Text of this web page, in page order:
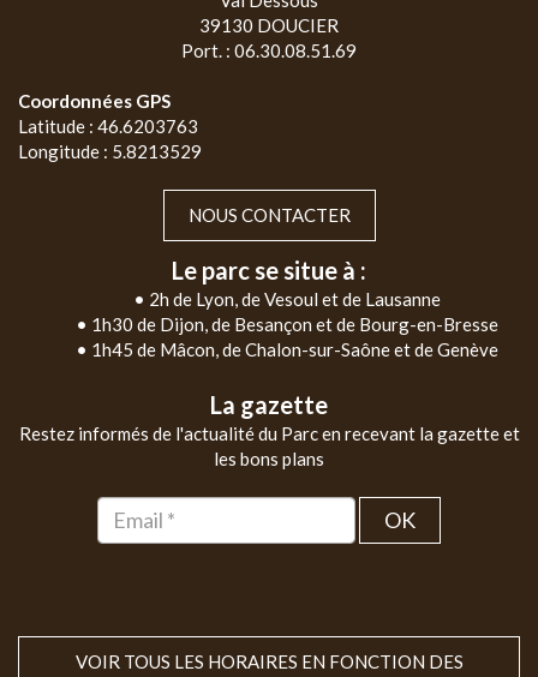
39130 DOUCIER
Port. : 06.30.08.51.69
Coordonnées GPS
Latitude : 46.6203763
Longitude : 5.8213529
NOUS CONTACTER
Le parc se situe à :
• 2h de Lyon, de Vesoul et de Lausanne
• 1h30 de Dijon, de Besançon et de Bourg-en-Bresse
• 1h45 de Mâcon, de Chalon-sur-Saône et de Genève
La gazette
Restez informés de l'actualité du Parc en recevant la gazette et
les bons plans
OK
VOIR TOUS LES HORAIRES EN FONCTION DES